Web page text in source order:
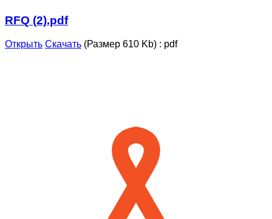
RFQ (2).pdf
Открыть Скачать (Размер 610 Kb) : pdf